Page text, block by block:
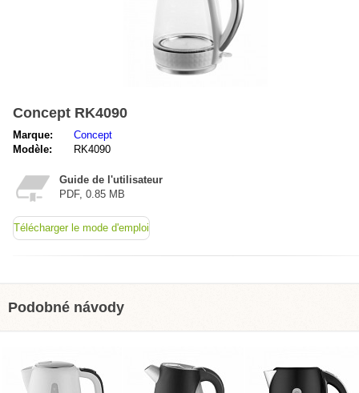
Concept RK4090
Marque:
Concept
Modèle:
RK4090
Guide de l'utilisateur
PDF, 0.85 MB
Télécharger le mode d'emploi
Podobné návody